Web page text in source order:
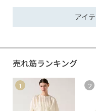
アイ
売れ筋ランキング